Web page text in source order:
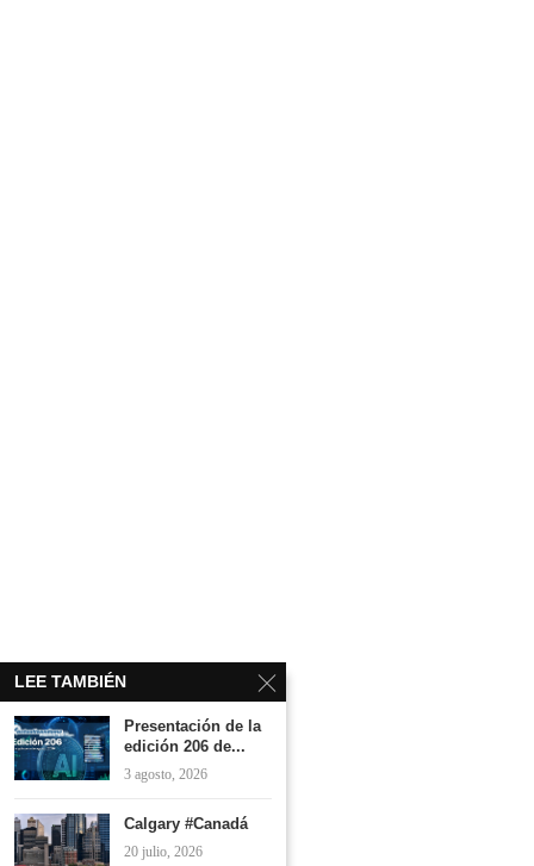
LEE TAMBIÉN
Presentación de la
edición 206 de...
3 agosto, 2026
Calgary #Canadá
20 julio, 2026